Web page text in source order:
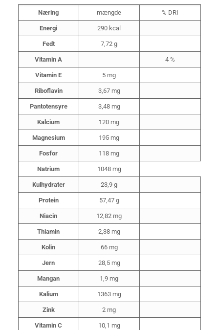
Næring mængde % DRI
Energi 290 kcal
Fedt 7,72 g
Vitamin A 4 %
Vitamin E 5 mg
Riboflavin 3,67 mg
Pantotensyre 3,48 mg
Kalcium 120 mg
Magnesium 195 mg
Fosfor 118 mg
Natrium 1048 mg
Kulhydrater 23,9 g
Protein 57,47 g
Niacin 12,82 mg
Thiamin 2,38 mg
Kolin 66 mg
Jern 28,5 mg
Mangan 1,9 mg
Kalium 1363 mg
Zink 2 mg
Vitamin C 10,1 mg